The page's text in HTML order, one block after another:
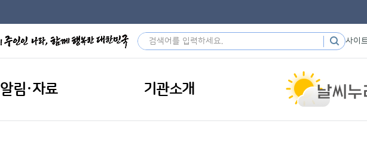
사이
알림·자료 기관소개